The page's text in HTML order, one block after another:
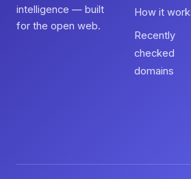
intelligence — built
for the open web.
How it
Recently
checked
domains